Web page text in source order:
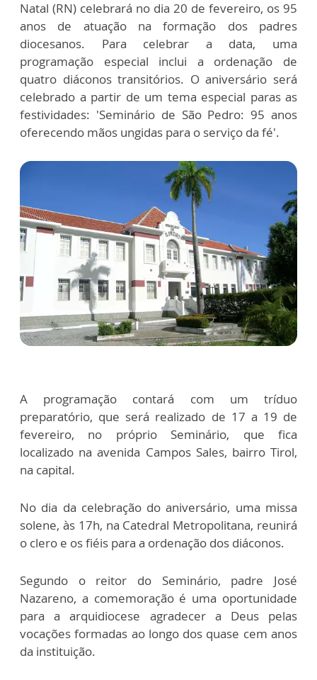
Natal (RN) celebrará no dia 20 de fevereiro, os 95
anos de atuação na formação dos padres
diocesanos. Para celebrar a data, uma
programação especial inclui a ordenação de
quatro diáconos transitórios. O aniversário será
celebrado a partir de um tema especial paras as
festividades: 'Seminário de São Pedro: 95 anos
oferecendo mãos ungidas para o serviço da fé'.
A programação contará com um tríduo
preparatório, que será realizado de 17 a 19 de
fevereiro, no próprio Seminário, que fica
localizado na avenida Campos Sales, bairro Tirol,
na capital.
No dia da celebração do aniversário, uma missa
solene, às 17h, na Catedral Metropolitana, reunirá
o clero e os fiéis para a ordenação dos diáconos.
Segundo o reitor do Seminário, padre José
Nazareno, a comemoração é uma oportunidade
para a arquidiocese agradecer a Deus pelas
vocações formadas ao longo dos quase cem anos
da instituição.